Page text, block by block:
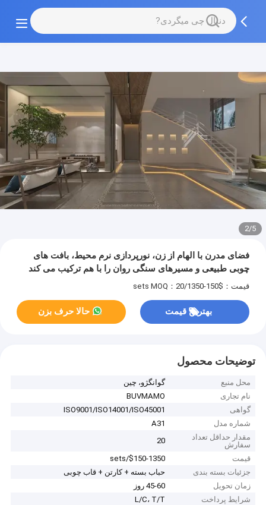
3/5
فضای مدرن با الهام از زن، نورپردازی نرم محیط، بافت های
چوبی طبیعی و مسیرهای سنگی روان را با هم ترکیب می کند
قیمت：$150-1350/sets MOQ：20
بهترین قیمت حالا حرف بزن
توضیحات محصول
محل منبع
گوانگژو، چین
نام تجاری
BUVMAMO
گواهی
ISO9001/ISO14001/ISO45001
شماره مدل
A31
مقدار حداقل تعداد
سفارش
20
قیمت
$150-1350/sets
جزئیات بسته بندی
حباب بسته + کارتن + قاب چوبی
زمان تحویل
45-60 روز
شرایط پرداخت
L/C، T/T